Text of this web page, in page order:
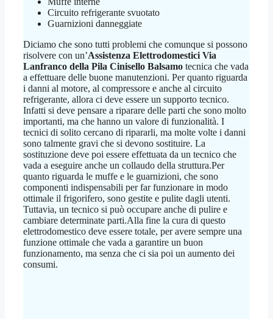
Circuito refrigerante svuotato
Guarnizioni danneggiate
Diciamo che sono tutti problemi che comunque si possono
risolvere con un’Assistenza Elettrodomestici Via
Lanfranco della Pila Cinisello Balsamo tecnica che vada
a effettuare delle buone manutenzioni. Per quanto riguarda
i danni al motore, al compressore e anche al circuito
refrigerante, allora ci deve essere un supporto tecnico.
Infatti si deve pensare a riparare delle parti che sono molto
importanti, ma che hanno un valore di funzionalità. I
tecnici di solito cercano di ripararli, ma molte volte i danni
sono talmente gravi che si devono sostituire. La
sostituzione deve poi essere effettuata da un tecnico che
vada a eseguire anche un collaudo della struttura.Per
quanto riguarda le muffe e le guarnizioni, che sono
componenti indispensabili per far funzionare in modo
ottimale il frigorifero, sono gestite e pulite dagli utenti.
Tuttavia, un tecnico si può occupare anche di pulire e
cambiare determinate parti.Alla fine la cura di questo
elettrodomestico deve essere totale, per avere sempre una
funzione ottimale che vada a garantire un buon
funzionamento, ma senza che ci sia poi un aumento dei
consumi.